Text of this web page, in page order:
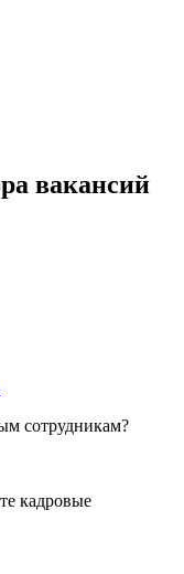
вакансий
сотрудникам?
кадровые